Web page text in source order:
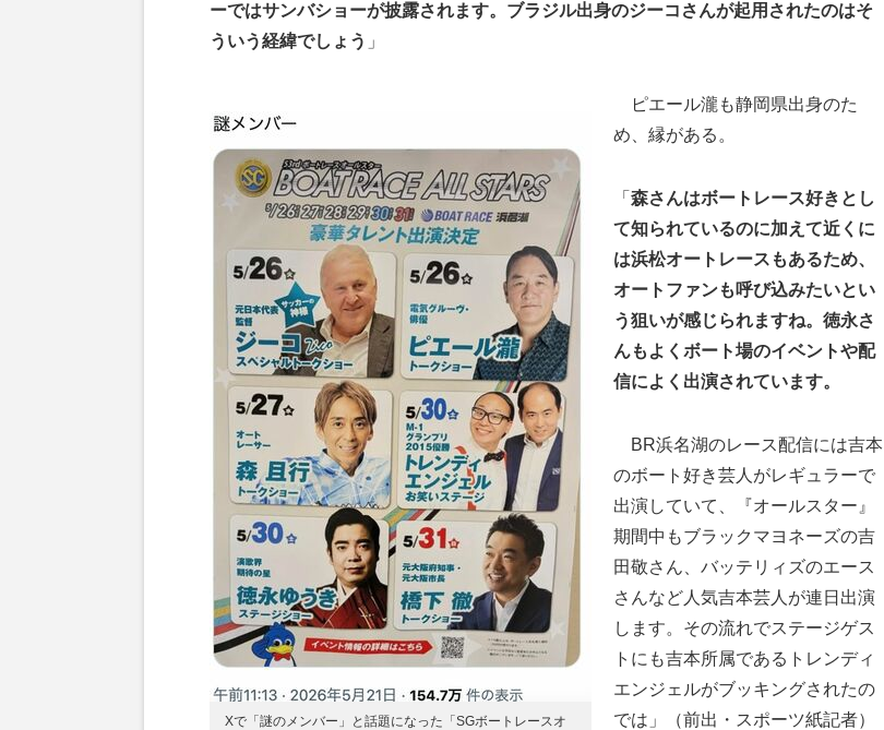
ーではサンバショーが披露されます。ブラジル出身のジーコさんが起用されたのはそ
ういう経緯でしょう 」
Xで「謎のメンバー」と話題になった「SGボートレースオ
ピエール瀧も静岡県出身のた
め、縁がある。
「 森さんはボートレース好きとし
て知られているのに加えて近くに
は浜松オートレースもあるため、
オートファンも呼び込みたいとい
う狙いが感じられますね。徳永さ
んもよくボート場のイベントや配
信によく出演されています。
BR浜名湖のレース配信には吉本
のボート好き芸人がレギュラーで
出演していて、『オールスター』
期間中もブラックマヨネーズの吉
田敬さん、バッテリィズのエース
さんなど人気吉本芸人が連日出演
します。その流れでステージゲス
トにも吉本所属であるトレンディ
エンジェルがブッキングされたの
では」（前出・スポーツ紙記者）